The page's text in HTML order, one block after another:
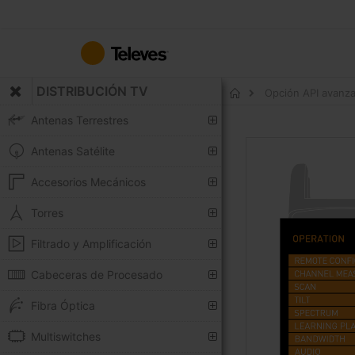
contenido
DISTRIBUCIÓN TV
Antenas Terrestres
Antenas Satélite
Accesorios Mecánicos
Torres
Filtrado y Amplificación
Cabeceras de Procesado
Fibra Óptica
Multiswitches